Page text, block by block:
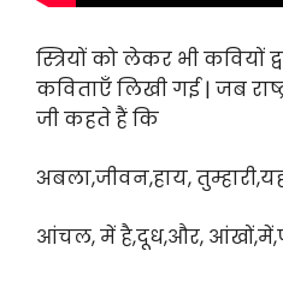
स्त्रियों को लेकर भी कवियों
कविताएँ लिखी गई | जब
जी कहते हैं कि
अबला,जीवन,हाय,
आंचल, में है,दूध,और,